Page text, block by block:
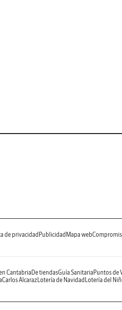
de privacidad Publicidad Mapa web
CantabriaDe tiendasGuía Sanitaria Puntos de
Carlos AlcarazLotería de Navidad Lotería del